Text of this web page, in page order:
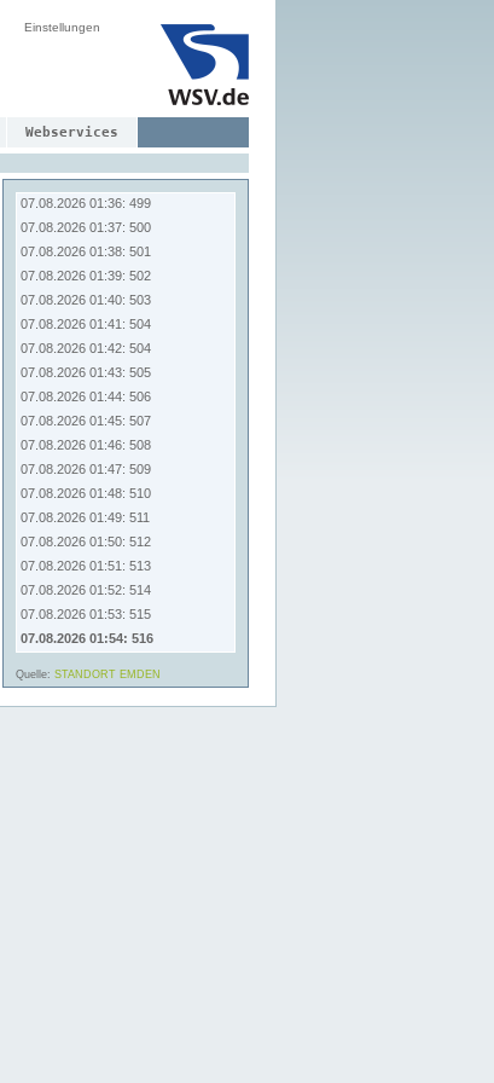
Einstellungen
Webservices
07.08.2026 01:29: 491
07.08.2026 01:33: 496
07.08.2026 01:34: 497
07.08.2026 01:35: 498
07.08.2026 01:36: 499
07.08.2026 01:37: 500
07.08.2026 01:38: 501
07.08.2026 01:39: 502
07.08.2026 01:40: 503
07.08.2026 01:41: 504
07.08.2026 01:42: 504
07.08.2026 01:43: 505
07.08.2026 01:44: 506
07.08.2026 01:45: 507
07.08.2026 01:46: 508
07.08.2026 01:47: 509
07.08.2026 01:48: 510
07.08.2026 01:49: 511
07.08.2026 01:50: 512
07.08.2026 01:51: 513
07.08.2026 01:52: 514
07.08.2026 01:53: 515
07.08.2026 01:54: 516
Quelle: STANDORT EMDEN